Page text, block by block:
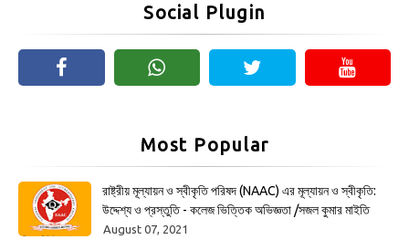
Social Plugin
Most Popular
রাষ্ট্রীয় মূল্যায়ন ও স্বীকৃতি পরিষদ (NAAC) এর মূল্যায়ন ও স্বীকৃতি:
উদ্দেশ্য ও প্রস্তুতি - কলেজ ভিত্তিক অভিজ্ঞতা /সজল কুমার মাইতি
August 07, 2021